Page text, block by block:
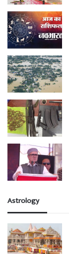
Astrology